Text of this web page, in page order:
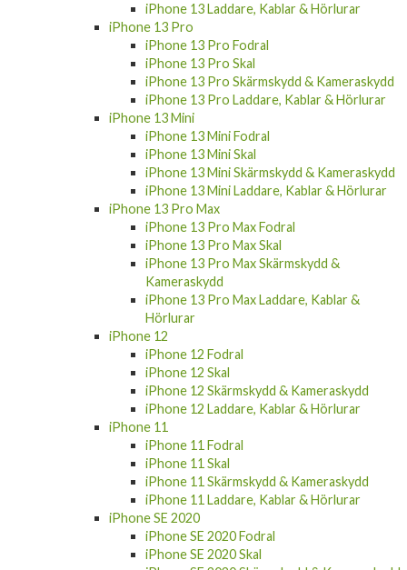
iPhone 13 Laddare, Kablar & Hörlurar
iPhone 13 Pro
iPhone 13 Pro Fodral
iPhone 13 Pro Skal
iPhone 13 Pro Skärmskydd & Kameraskydd
iPhone 13 Pro Laddare, Kablar & Hörlurar
iPhone 13 Mini
iPhone 13 Mini Fodral
iPhone 13 Mini Skal
iPhone 13 Mini Skärmskydd & Kameraskydd
iPhone 13 Mini Laddare, Kablar & Hörlurar
iPhone 13 Pro Max
iPhone 13 Pro Max Fodral
iPhone 13 Pro Max Skal
iPhone 13 Pro Max Skärmskydd &
Kameraskydd
iPhone 13 Pro Max Laddare, Kablar &
Hörlurar
iPhone 12
iPhone 12 Fodral
iPhone 12 Skal
iPhone 12 Skärmskydd & Kameraskydd
iPhone 12 Laddare, Kablar & Hörlurar
iPhone 11
iPhone 11 Fodral
iPhone 11 Skal
iPhone 11 Skärmskydd & Kameraskydd
iPhone 11 Laddare, Kablar & Hörlurar
iPhone SE 2020
iPhone SE 2020 Fodral
iPhone SE 2020 Skal